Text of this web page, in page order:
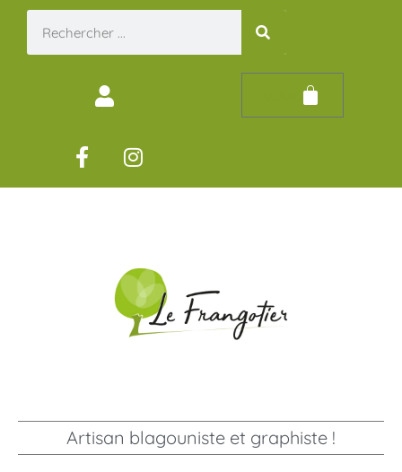
Artisan blagouniste et graphiste !